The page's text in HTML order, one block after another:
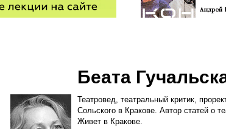
Беата
Театровед, театральный критик,
Сольского в Кракове. Автор статей о
Живет в Кракове.